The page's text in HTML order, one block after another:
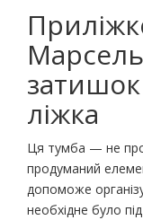
ліжка
Ця тумба — не
продуманий
допоможе
необхідне було